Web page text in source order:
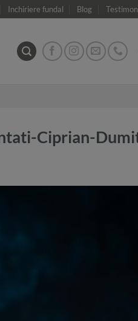
Inchiriere fundal Blog
Ciprian-